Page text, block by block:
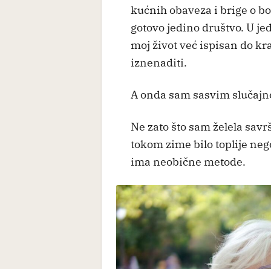
kućnih obaveza i brige o
gotovo jedino društvo. U
moj život već ispisan do
iznenaditi.
A onda sam sasvim
Ne zato što sam želela
tokom zime bilo toplije
ima neobične metode.